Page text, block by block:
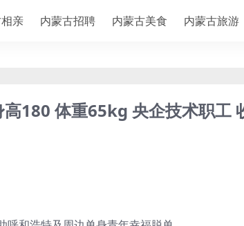
亲 内蒙古招聘 内蒙古美食 内蒙古旅游
180 体重65kg 央企技术职工